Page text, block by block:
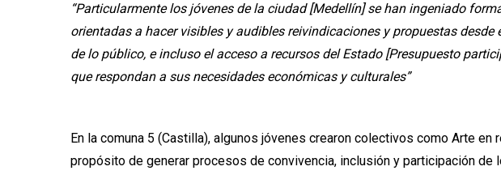
“Particularmente los jóvenes de la ciudad [Medellín] se han ingeniado
orientadas a hacer visibles y audibles reivindicaciones y propuestas desde
de lo público, e incluso el acceso a recursos del Estado [Presupuesto
que respondan a sus necesidades económicas y culturales”
En la comuna 5 (Castilla), algunos jóvenes crearon colectivos como Arte en
propósito de generar procesos de convivencia, inclusión y participación de